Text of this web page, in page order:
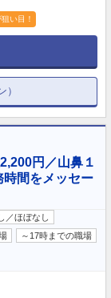
い目！
円／山鼻１
時間をメッセー
／ほぼなし
～17時までの職場